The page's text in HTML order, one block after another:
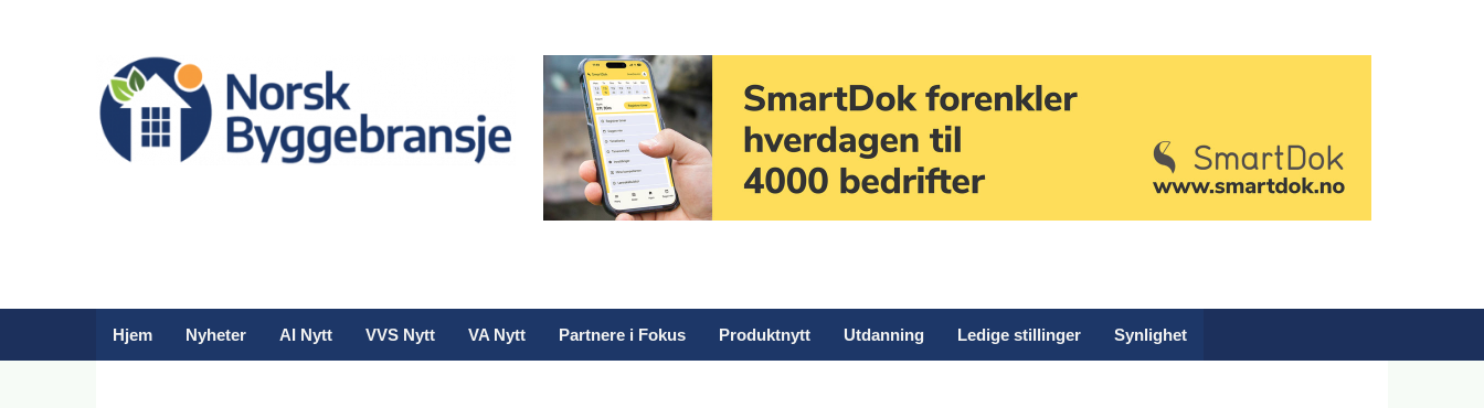
Hjem Nyheter AI Nytt VVS Nytt VA Nytt Partnere i Fokus Produktnytt Utdanning Ledige stillinger Synlighet